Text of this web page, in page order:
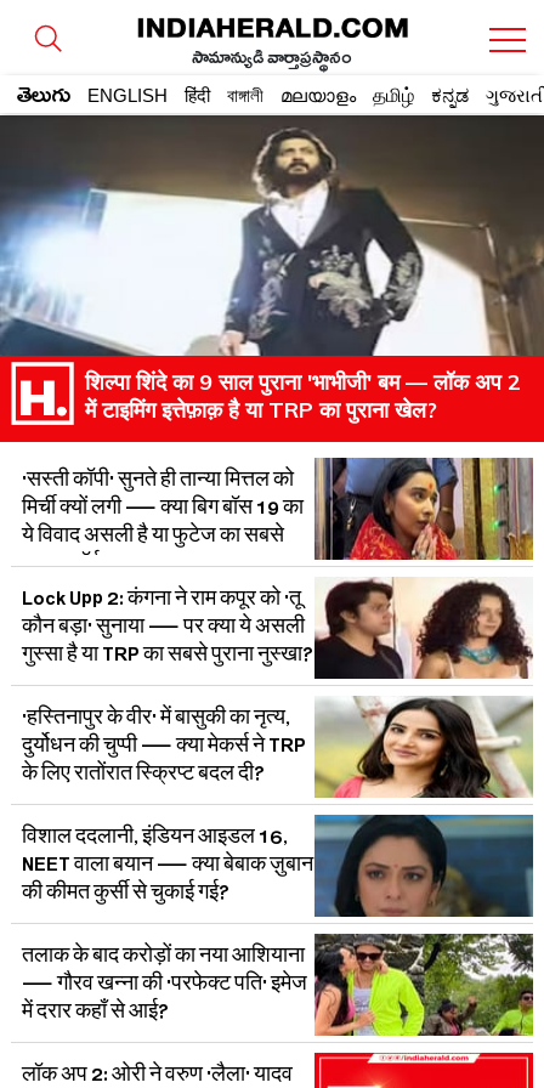
సామాన్యుడి వార్తాప్రస్థానం
తెలుగు ENGLISH हिंदी বাঙ্গালী മലയാളം தமிழ் ಕನ್ನಡ
शिल्पा शिंदे का 9 साल पुराना 'भाभीजी' बम — लॉक अप 2
में टाइमिंग इत्तेफ़ाक़ है या TRP का पुराना खेल?
'सस्ती कॉपी' सुनते ही तान्या मित्तल को
मिर्ची क्यों लगी — क्या बिग बॉस 19 का
ये विवाद असली है या फुटेज का सबसे
पुराना फ़ॉर्मूला?
Lock Upp 2: कंगना ने राम कपूर को 'तू
कौन बड़ा' सुनाया — पर क्या ये असली
गुस्सा है या TRP का सबसे पुराना नुस्खा?
'हस्तिनापुर के वीर' में बासुकी का नृत्य,
दुर्योधन की चुप्पी — क्या मेकर्स ने TRP
के लिए रातोंरात स्क्रिप्ट बदल दी?
विशाल ददलानी, इंडियन आइडल 16,
NEET वाला बयान — क्या बेबाक ज़ुबान
की कीमत कुर्सी से चुकाई गई?
तलाक के बाद करोड़ों का नया आशियाना
— गौरव खन्ना की 'परफेक्ट पति' इमेज
में दरार कहाँ से आई?
लॉक अप 2: ओरी ने वरुण 'लैला' यादव